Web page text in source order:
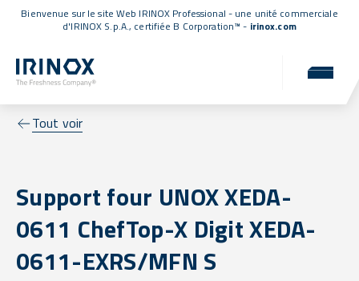
Bienvenue sur le site Web IRINOX Professional - une unité commerciale
d'IRINOX S.p.A., certifiée B Corporation™ - irinox.com
Tout voir
Support four UNOX XEDA-
0611 ChefTop-X Digit XEDA-
0611-EXRS/MFN S